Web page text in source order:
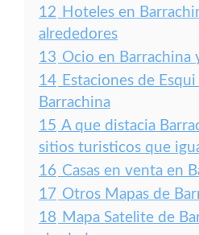
12 Hoteles en
alrededores
13 Ocio en Barrachina
14 Estaciones de
Barrachina
15 A que distacia
sitios turisticos que
16 Casas en venta en
17 Otros Mapas de
18 Mapa Satelite de